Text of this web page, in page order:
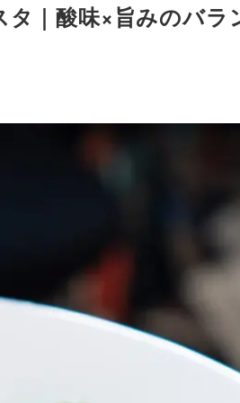
タ｜酸味×旨みのバラ